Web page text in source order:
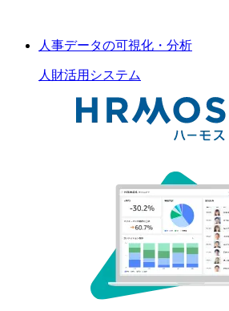
人事データの可視化・分析
人財活用 システム